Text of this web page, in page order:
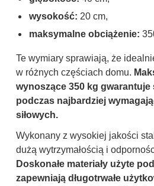
wysokość: 20 cm,
maksymalne obciążenie:
Te wymiary sprawiają, że
w różnych częściach domu.
wynoszące 350 kg
podczas najbardziej
siłowych.
Wykonany z wysokiej jakości
dużą wytrzymałością i
Doskonałe materiały użyte
zapewniają długotrwałe